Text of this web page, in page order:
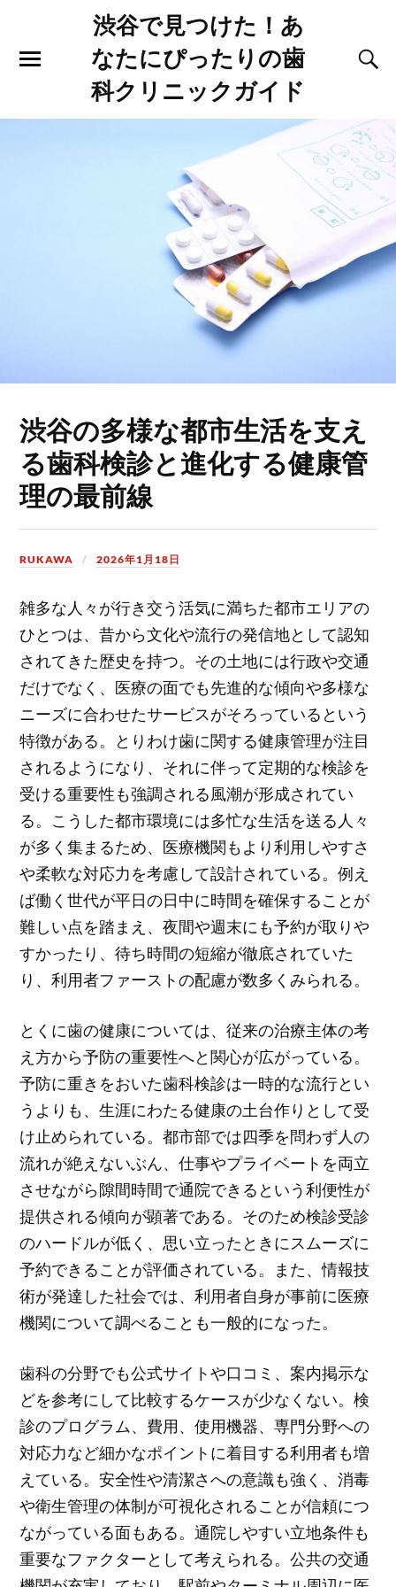
渋谷で見つけた！あ
なたにぴったりの歯
科クリニックガイド
渋谷の多様な都市生活を支え
る歯科検診と進化する健康管
理の最前線
RUKAWA 2026年1月18日
雑多な人々が行き交う活気に満ちた都市エリアの
ひとつは、昔から文化や流行の発信地として認知
されてきた歴史を持つ。 その土地には行政や交通
だけでなく、医療の面でも先進的な傾向や多様な
ニーズに合わせたサービスがそろっているという
特徴がある。とりわけ歯に関する健康管理が注目
されるようになり、それに伴って定期的な検診を
受ける重要性も強調される風潮が形成されてい
る。こうした都市環境には多忙な生活を送る人々
が多く集まるため、医療機関もより利用しやすさ
や柔軟な対応力を考慮して設計されている。例え
ば働く世代が平日の日中に時間を確保することが
難しい点を踏まえ、夜間や週末にも予約が取りや
すかったり、待ち時間の短縮が徹底されていた
り、利用者ファーストの配慮が数多くみられる。
とくに歯の健康については、従来の治療主体の考
え方から予防の重要性へと関心が広がっている。
予防に重きをおいた歯科検診は一時的な流行とい
うよりも、生涯にわたる健康の土台作りとして受
け止められている。都市部では四季を問わず人の
流れが絶えないぶん、仕事やプライベートを両立
させながら隙間時間で通院できるという利便性が
提供される傾向が顕著である。そのため検診受診
のハードルが低く、思い立ったときにスムーズに
予約できることが評価されている。また、情報技
術が発達した社会では、利用者自身が事前に医療
機関について調べることも一般的になった。
歯科の分野でも公式サイトや口コミ、案内掲示な
どを参考にして比較するケースが少なくない。検
診のプログラム、費用、使用機器、専門分野への
対応力など細かなポイントに着目する利用者も増
えている。安全性や清潔さへの意識も強く、消毒
や衛生管理の体制が可視化されることが信頼につ
ながっている面もある。通院しやすい立地条件も
重要なファクターとして考えられる。公共の交通